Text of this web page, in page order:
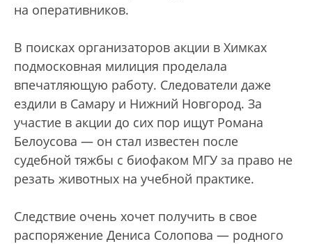
на оперативников.
В поисках организаторов акции в Химках
подмосковная милиция проделала
впечатляющую работу. Следователи даже
ездили в Самару и Нижний Новгород. За
участие в акции до сих пор ищут Романа
Белоусова — он стал известен после
судебной тяжбы с биофаком МГУ за право не
резать животных на учебной практике.
Следствие очень хочет получить в свое
распоряжение Дениса Солопова — родного